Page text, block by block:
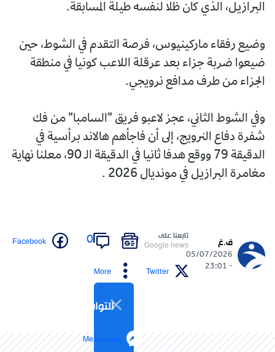
البرازيل، الذي كان ظلا لنفسه طيلة المسابقة.
وضيع رفقاء ماركينيوس، فرصة التقدم في الشوط، حين
ضيعوا ضربة جزاء بعد عرقلة اللاعب كونيا في منطقة
الجزاء من طرف مدافع نرويجي.
وفي الشوط الثاني، عجز لاعبو فريق "السامبا" من فك
شفرة دفاع النرويج، إلى أن فاجأهم هالاند برأسية في
الدقيقة 79 ووقع هدفا ثانيا في الدقيقة الـ 90، معلنا نهاية
مغامرة البرازيل في مونديال 2026 .
ف.غ
05/07/2026
- 23:01
تابعنا على
Google news
0
Facebook
Twitter
More
التواصل الاجتماعي
Messenger